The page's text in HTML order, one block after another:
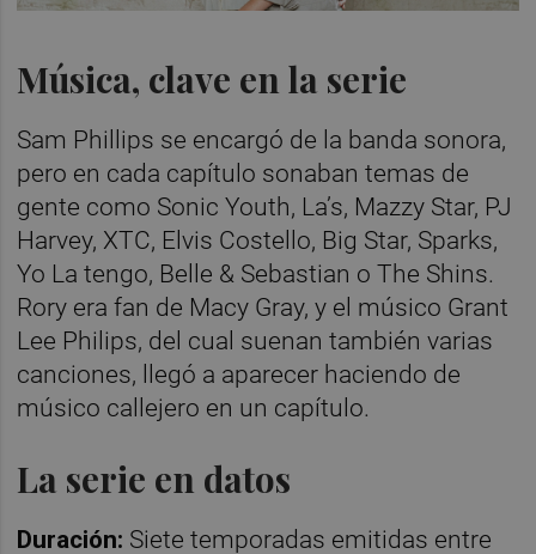
Música, clave en la serie
Sam Phillips se encargó de la banda sonora,
pero en cada capítulo sonaban temas de
gente como Sonic Youth, La’s, Mazzy Star, PJ
Harvey, XTC, Elvis Costello, Big Star, Sparks,
Yo La tengo, Belle & Sebastian o The Shins.
Rory era fan de Macy Gray, y el músico Grant
Lee Philips, del cual suenan también varias
canciones, llegó a aparecer haciendo de
músico callejero en un capítulo.
La serie en datos
Duración: Siete temporadas emitidas entre